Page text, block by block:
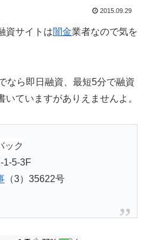
2015.09.29
資サイトは闇金業者なので気を
なら即日融資、最短5分で融資
ていますがありえませんよ。
ック
1-5-3F
（3）35622号